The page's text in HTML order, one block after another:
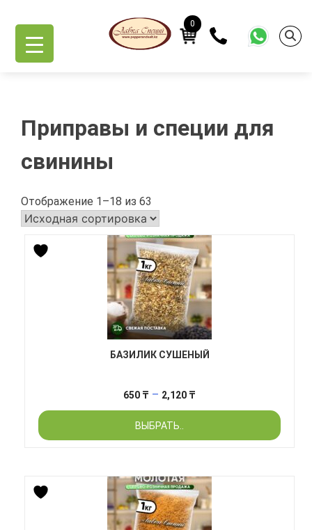
content
0
Приправы и специи для
свинины
Отображение 1–18 из 63
БАЗИЛИК СУШЕНЫЙ
650 ₸ – 2,120 ₸
цен:
–
ВЫБРАТЬ..